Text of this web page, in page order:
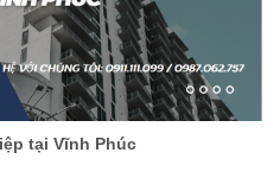
tại Vĩnh Phúc